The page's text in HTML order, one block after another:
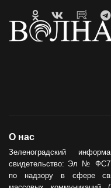
О нас
Зеленоградский
свидетельство: Эл №
по надзору в сфере